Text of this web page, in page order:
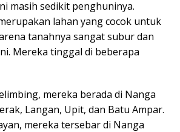
masih sedikit penghuninya.
lahan yang cocok untuk
tanahnya sangat subur dan
Mereka tinggal di beberapa
mereka berada di Nanga
Langan, Upit, dan Batu Ampar.
mereka tersebar di Nanga